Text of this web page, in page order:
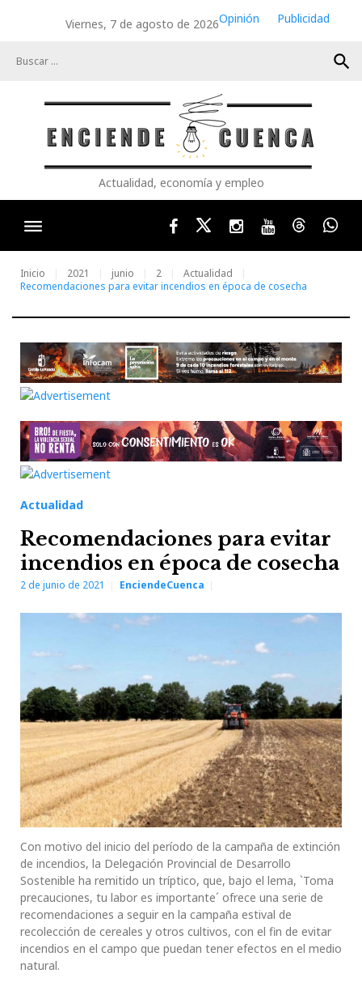
Viernes, 7 de agosto de 2026Opinión
Publicidad
search
Actualidad, economía y empleo
FacebookTwitterInstagram
YoutubeThreads
Inicio 2021 junio 2
Actualidad
Recomendaciones para evitar incendios en época de cosecha
Actualidad
Recomendaciones para evitar
incendios en época de cosecha
2 de junio de 2021 EnciendeCuenca
Con motivo del inicio del período de la campaña de extinción
de incendios, la Delegación Provincial de Desarrollo
Sostenible ha remitido un tríptico, que, bajo el lema, `Toma
precauciones, tu labor es importante´ ofrece una serie de
recomendaciones a seguir en la campaña estival de
recolección de cereales y otros cultivos, con el fin de evitar
incendios en el campo que puedan tener efectos en el medio
natural.